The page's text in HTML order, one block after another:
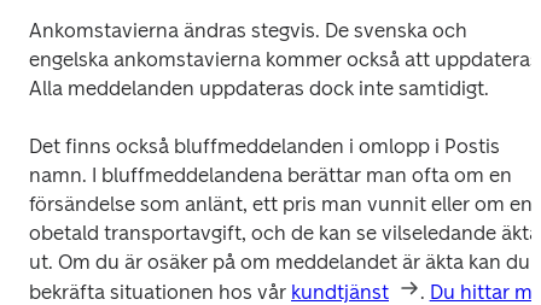
Ankomstavierna ändras stegvis. De svenska och
engelska ankomstavierna kommer också att
Alla meddelanden uppdateras dock inte samtidigt.
Det finns också bluffmeddelanden i omlopp i Postis
namn. I bluffmeddelandena berättar man ofta om en
försändelse som anlänt, ett pris man vunnit eller om en
obetald transportavgift, och de kan se vilseledande äkta
ut. Om du är osäker på om meddelandet är äkta kan du
bekräfta situationen hos vår kundtjänst . Du hittar